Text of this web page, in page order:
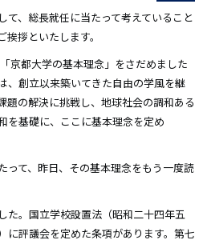
て、総長就任に当たって考えていること
拶といたします。
京都大学の基本理念」をさだめました
、創立以来築いてきた自由の学風を継
題の解決に挑戦し、地球社会の調和ある
を基礎に、ここに基本理念を定め
って、昨日、その基本理念をもう一度読
た。国立学校設置法（昭和二十四年五
に評議会を定めた条項があります。第七